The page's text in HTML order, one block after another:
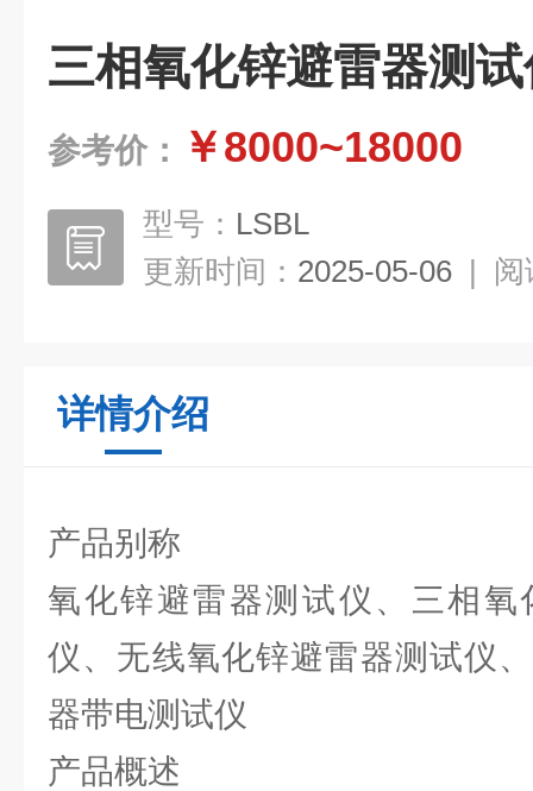
三相氧化锌避雷器测
参考价： ￥8000~18000
型号： LSBL
更新时间： 2025-05-06 | 阅
详情介绍
产品别称
氧化锌避雷器测试仪、三相氧
仪、无线氧化锌避雷器测试仪
器带电测试仪
产品概述